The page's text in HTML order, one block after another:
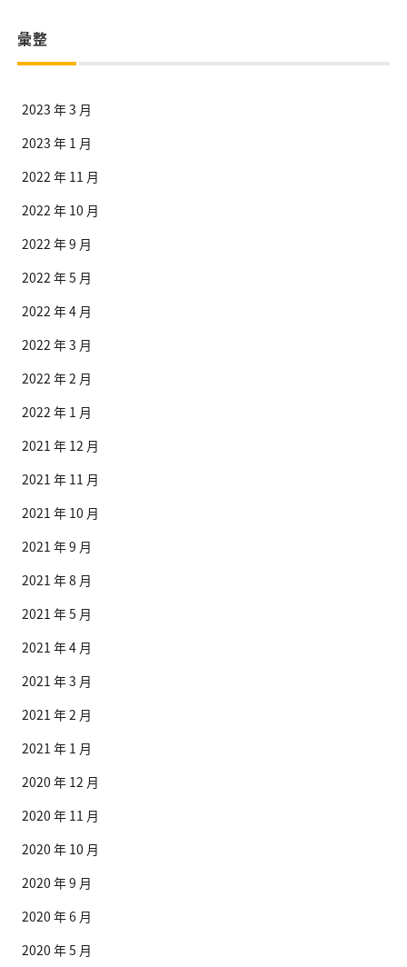
彙整
2023 年 3 月
2023 年 1 月
2022 年 11 月
2022 年 10 月
2022 年 9 月
2022 年 5 月
2022 年 4 月
2022 年 3 月
2022 年 2 月
2022 年 1 月
2021 年 12 月
2021 年 11 月
2021 年 10 月
2021 年 9 月
2021 年 8 月
2021 年 5 月
2021 年 4 月
2021 年 3 月
2021 年 2 月
2021 年 1 月
2020 年 12 月
2020 年 11 月
2020 年 10 月
2020 年 9 月
2020 年 6 月
2020 年 5 月